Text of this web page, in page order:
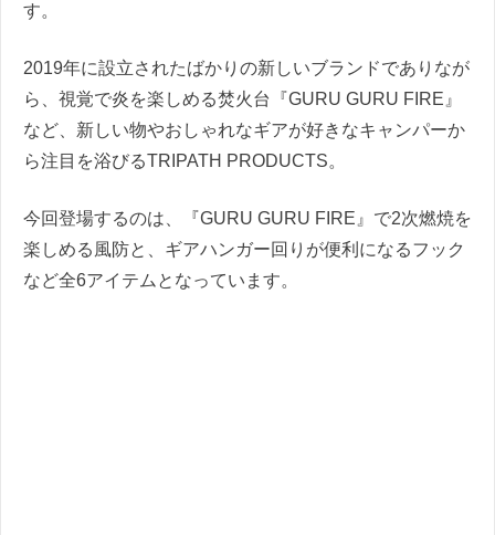
す。
2019年に設立されたばかりの新しいブランドでありなが
ら、視覚で炎を楽しめる焚火台『GURU GURU FIRE』
など、新しい物やおしゃれなギアが好きなキャンパーか
ら注目を浴びるTRIPATH PRODUCTS。
今回登場するのは、『GURU GURU FIRE』で2次燃焼を
楽しめる風防と、ギアハンガー回りが便利になるフック
など全6アイテムとなっています。